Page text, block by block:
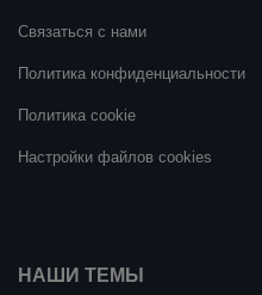
Связаться с нами
Политика конфиденциальности
Политика cookie
Настройки файлов cookies
НАШИ ТЕМЫ